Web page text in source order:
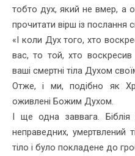
тобто дух, який не вмер, а
прочитати вірш із
«І коли Дух того, хто
вас, то той, хто
ваші смертні тіла Духом
Отже, і ми, подібно як
оживлені Божим Духом.
І ще одна заввага.
неправедних, умертвлений
тіло і було покладене до